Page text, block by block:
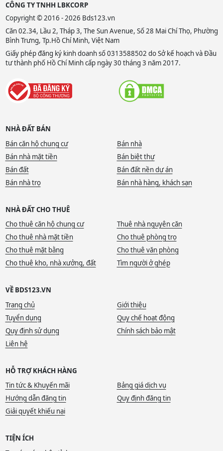
CÔNG TY TNHH LBKCORP
Copyright © 2016 - 2026 Bds123.vn
Căn 02.34, Lầu 2, Tháp 3, The Sun Avenue, Số 28 Mai Chí Thọ, Phường
Bình Trưng, Tp.Hồ Chí Minh, Việt Nam
Giấy phép đăng ký kinh doanh số 0313588502 do Sở kế hoạch và Đầu
tư thành phố Hồ Chí Minh cấp ngày 30 tháng 3 năm 2017.
NHÀ ĐẤT BÁN
Bán căn hộ chung cư
Bán nhà
Bán nhà mặt tiền
Bán biệt thự
Bán đất
Bán đất nền dự án
Bán nhà trọ
Bán nhà hàng, khách sạn
NHÀ ĐẤT CHO THUÊ
Cho thuê căn hộ chung cư
Thuê nhà nguyên căn
Cho thuê nhà mặt tiền
Cho thuê phòng trọ
Cho thuê mặt bằng
Cho thuê văn phòng
Cho thuê kho, nhà xưởng, đất
Tìm người ở ghép
VỀ BDS123.VN
Trang chủ
Giới thiệu
Tuyển dụng
Quy chế hoạt động
Quy định sử dụng
Chính sách bảo mật
Liên hệ
HỖ TRỢ KHÁCH HÀNG
Tin tức & Khuyến mãi
Bảng giá dịch vụ
Hướng dẫn đăng tin
Quy định đăng tin
Giải quyết khiếu nại
TIỆN ÍCH